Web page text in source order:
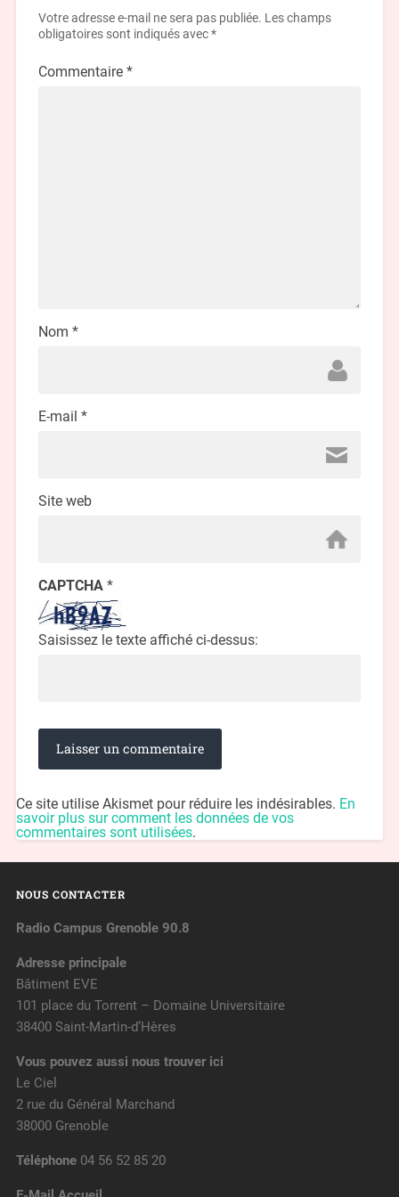
Votre adresse e-mail ne sera pas publiée. Les champs
obligatoires sont indiqués avec*
Commentaire *
Nom *
E-mail *
Site web
CAPTCHA *
Saisissez le texte affiché ci-dessus:
Ce site utilise Akismet pour réduire les indésirables. En
savoir plus sur comment les données de vos
commentaires sont utilisées.
NOUS CONTACTER
Radio Campus Grenoble 90.8
Adresse principale
Bâtiment EVE
101 place du Torrent – Domaine Universitaire
38400 Saint-Martin-d’Hères
Vous pouvez aussi nous trouver ici
Le Ciel
2 rue du Général Marchand
38000 Grenoble
Téléphone04 56 52 85 20